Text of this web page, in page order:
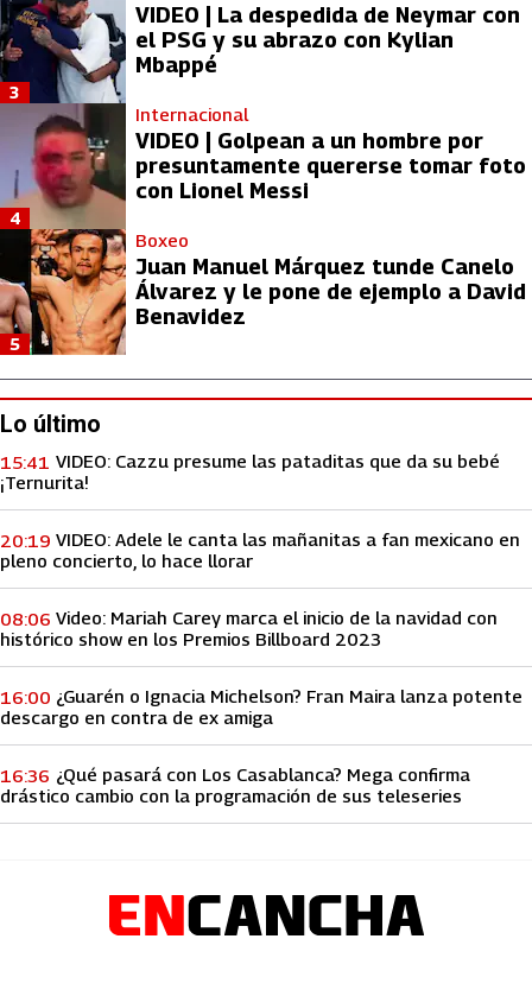
VIDEO | La despedida de Neymar con
el PSG y su abrazo con Kylian
Mbappé
3
Internacional
VIDEO | Golpean a un hombre por
presuntamente quererse tomar foto
con Lionel Messi
4
Boxeo
Juan Manuel Márquez tunde Canelo
Álvarez y le pone de ejemplo a David
Benavidez
5
Lo último
VIDEO: Cazzu presume las pataditas que da su bebé
¡Ternurita!
15:41
VIDEO: Adele le canta las mañanitas a fan mexicano en
pleno concierto, lo hace llorar
20:19
Video: Mariah Carey marca el inicio de la navidad con
histórico show en los Premios Billboard 2023
08:06
¿Guarén o Ignacia Michelson? Fran Maira lanza potente
descargo en contra de ex amiga
16:00
¿Qué pasará con Los Casablanca? Mega confirma
drástico cambio con la programación de sus teleseries
16:36